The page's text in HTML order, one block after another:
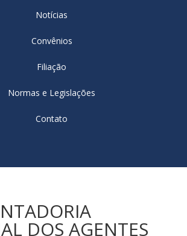
Notícias
Convênios
Filiação
Normas e Legislações
Contato
DOS AGENTES